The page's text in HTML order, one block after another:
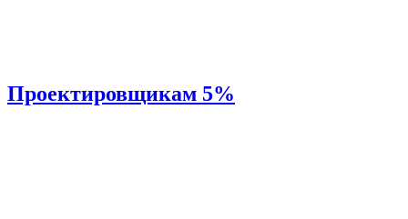
Проектировщикам 5%